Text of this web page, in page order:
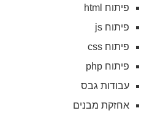
פיתוח html
פיתוח js
פיתוח css
פיתוח php
עבודות גבס
אחזקת מבנים